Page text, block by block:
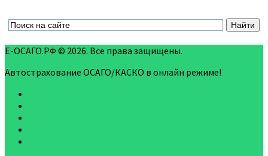
Е-ОСАГО.РФ © 2026. Все права защищены.
Автострахование ОСАГО/КАСКО в онлайн режиме!